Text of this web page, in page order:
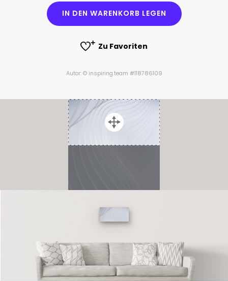
IN DEN WARENKORB LEGEN
Zu Favoriten
Autor: © inspiring.team #118786109